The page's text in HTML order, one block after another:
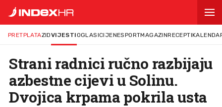
PRETPLATAZIDVIJESTIOGLASICIJENESPORTMAGAZINRECEPTI
Strani radnici ručno razbijaju
azbestne cijevi u Solinu.
Dvojica krpama pokrila usta